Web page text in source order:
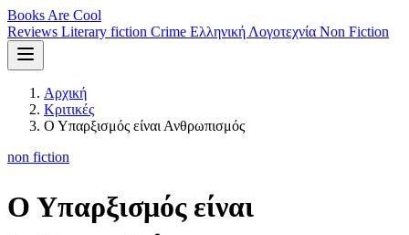
Books Are Cool
Reviews Literary fiction Crime Ελληνική Λογοτεχνία Non Fiction
Αρχική
Κριτικές
Ο Υπαρξισμός είναι Ανθρωπισμός
non fiction
Ο Υπαρξισμός είναι